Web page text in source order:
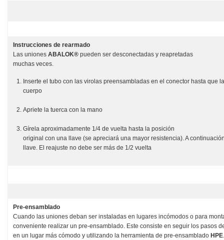
Instrucciones de rearmado
Las uniones ABALOK® pueden ser desconectadas y reapretadas
muchas veces.
Inserte el tubo con las virolas preensambladas en el conector hasta que
cuerpo
Apriete la tuerca con la mano
Gírela aproximadamente 1/4 de vuelta hasta la posición
original con una llave (se apreciará una mayor resistencia). A
llave. El reajuste no debe ser más de 1/2 vuelta
Pre-ensamblado
Cuando las uniones deban ser instaladas en lugares incómodos o para
conveniente realizar un pre-ensamblado. Este consiste en seguir los pasos
en un lugar más cómodo y utilizando la herramienta de pre-ensamblado HPE